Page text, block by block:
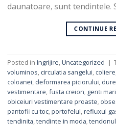
daunatoare, sunt tendintele.
CONTINUE
Posted in Ingrijire,Uncategorized |
voluminos, circulatia sangelui, coliere
coloanei, deformarea piciorului,
vestimentare,fusta creion, genti mari
obiceiuri vestimentare proaste,
pantofii cu toc,portofelul,refluxul
tendinita,tendinte in moda,